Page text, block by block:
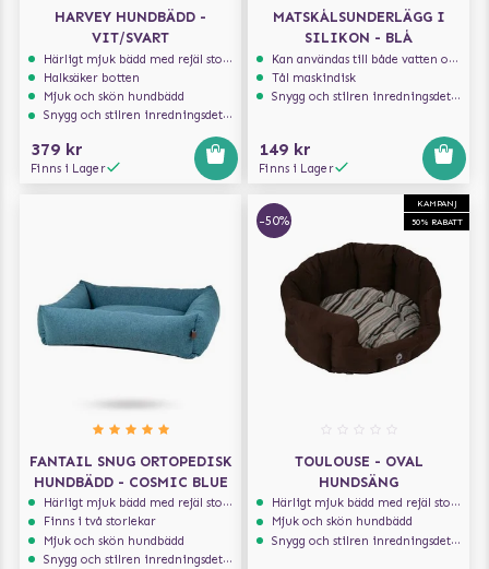
HARVEY HUNDBÄDD -
VIT/SVART
Härligt mjuk bädd med rejäl stoppning som håller formen
Halksäker botten
Mjuk och skön hundbädd
Snygg och stilren inredningsdetalj
379 kr
Finns i Lager
MATSKÅLSUNDERLÄGG I
SILIKON - BLÅ
Kan användas till både vatten och mat
Tål maskindisk
Snygg och stilren inredningsdetalj
149 kr
Finns i Lager
FANTAIL SNUG ORTOPEDISK
HUNDBÄDD - COSMIC BLUE
Härligt mjuk bädd med rejäl stoppning som håller formen
Finns i två storlekar
Mjuk och skön hundbädd
Snygg och stilren inredningsdetalj
KAMPANJ
50% RABATT
-50%
TOULOUSE - OVAL
HUNDSÄNG
Härligt mjuk bädd med rejäl stoppning som håller formen
Mjuk och skön hundbädd
Snygg och stilren inredningsdetalj